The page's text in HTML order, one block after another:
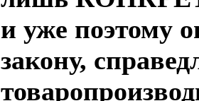
и уже поэтому
закону,